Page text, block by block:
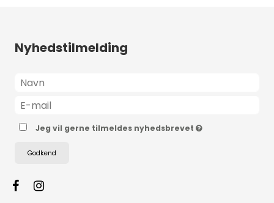
Nyhedstilmelding
Jeg vil gerne tilmeldes nyhedsbrevet
Godkend